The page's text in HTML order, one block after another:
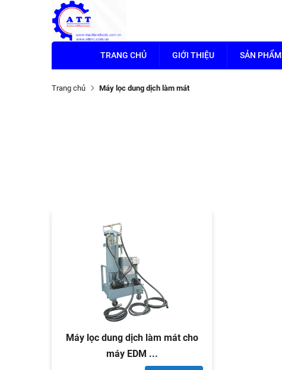
TRANG CHỦ GIỚI THIỆU SẢN PHẨM
Trang chủ Máy lọc dung dịch làm mát
Máy lọc dung dịch làm mát cho
máy EDM ...